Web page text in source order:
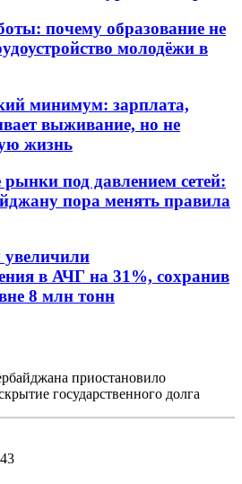
почему образование не
молодёжи в
минимум: зарплата,
выживание, но не
жизнь
под давлением сетей:
пора менять правила
в АЧГ на 31%, сохранив
8 млн тонн
приостановило
государственного долга